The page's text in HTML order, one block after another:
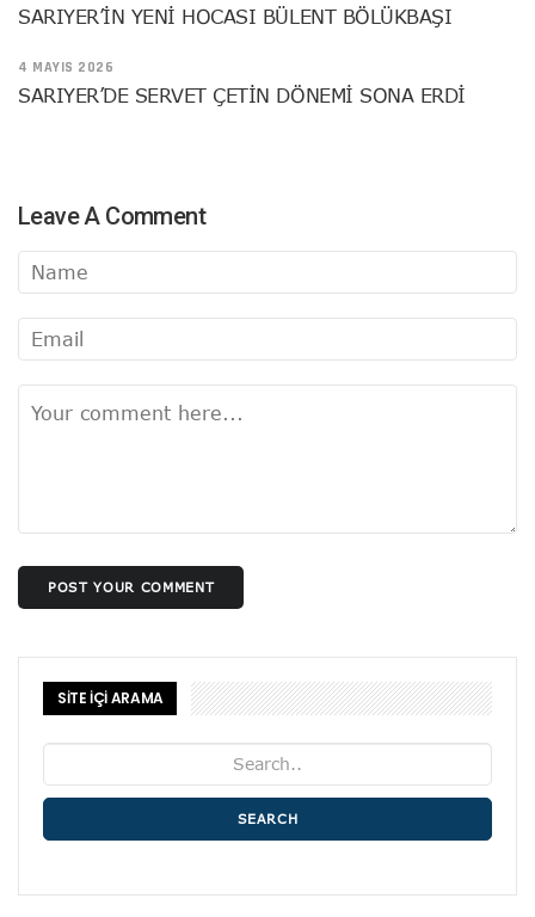
SARIYER’İN YENİ HOCASI BÜLENT BÖLÜKBAŞI
4 MAYIS 2026
SARIYER’DE SERVET ÇETİN DÖNEMİ SONA ERDİ
Leave A Comment
POST YOUR COMMENT
SİTE İÇİ ARAMA
SEARCH